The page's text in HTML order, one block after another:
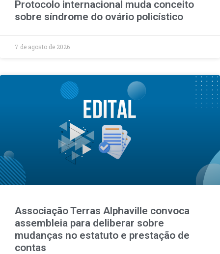
Protocolo internacional muda conceito
sobre síndrome do ovário policístico
7 de agosto de 2026
Associação Terras Alphaville convoca
assembleia para deliberar sobre
mudanças no estatuto e prestação de
contas